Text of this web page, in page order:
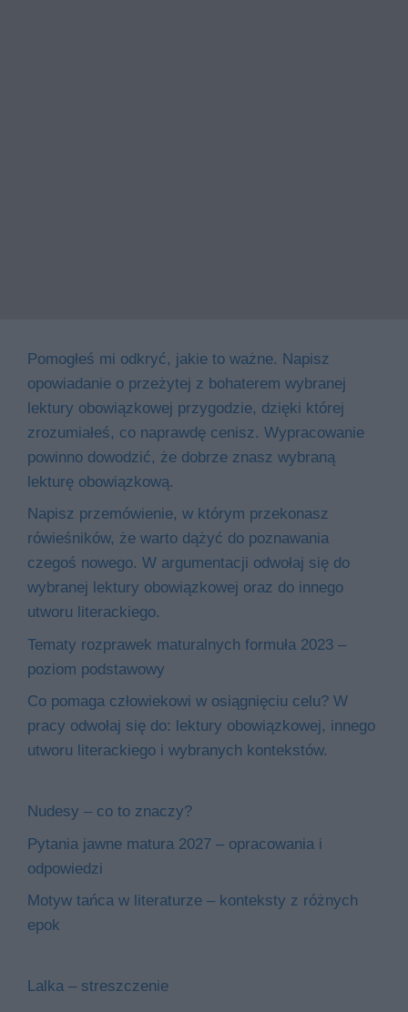
Pomogłeś mi odkryć, jakie to ważne. Napisz
opowiadanie o przeżytej z bohaterem wybranej
lektury obowiązkowej przygodzie, dzięki której
zrozumiałeś, co naprawdę cenisz. Wypracowanie
powinno dowodzić, że dobrze znasz wybraną
lekturę obowiązkową.
Napisz przemówienie, w którym przekonasz
rówieśników, że warto dążyć do poznawania
czegoś nowego. W argumentacji odwołaj się do
wybranej lektury obowiązkowej oraz do innego
utworu literackiego.
Tematy rozprawek maturalnych formuła 2023 –
poziom podstawowy
Co pomaga człowiekowi w osiągnięciu celu? W
pracy odwołaj się do: lektury obowiązkowej, innego
utworu literackiego i wybranych kontekstów.
Nudesy – co to znaczy?
Pytania jawne matura 2027 – opracowania i
odpowiedzi
Motyw tańca w literaturze – konteksty z różnych
epok
Lalka – streszczenie